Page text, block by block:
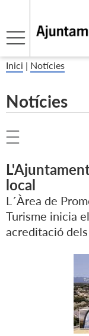
Inici | Notícies
Notícies
local
L´Àrea de
Turisme inicia
acreditació